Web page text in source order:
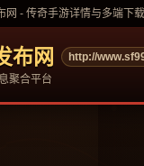
网 - 传奇手游详情与多端下载
布网
http://
聚合平台